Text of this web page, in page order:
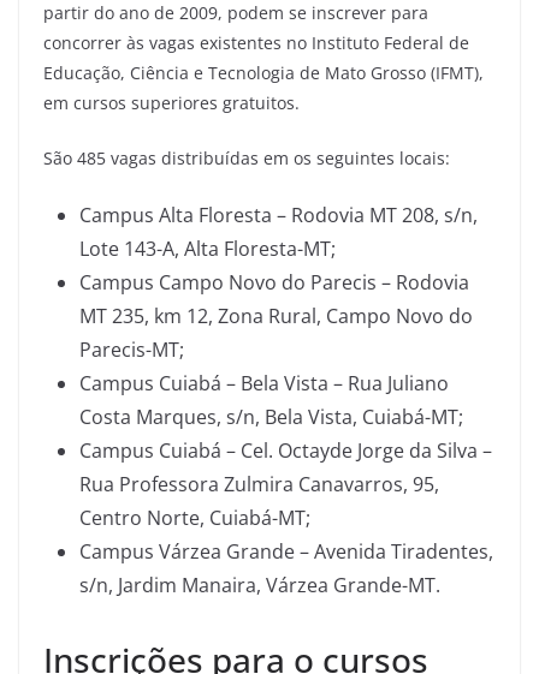
partir do ano de 2009, podem se inscrever para
concorrer às vagas existentes no Instituto Federal de
Educação, Ciência e Tecnologia de Mato Grosso (IFMT),
em cursos superiores gratuitos.
São 485 vagas distribuídas em os seguintes locais:
Campus Alta Floresta – Rodovia MT 208, s/n,
Lote 143-A, Alta Floresta-MT;
Campus Campo Novo do Parecis – Rodovia
MT 235, km 12, Zona Rural, Campo Novo do
Parecis-MT;
Campus Cuiabá – Bela Vista – Rua Juliano
Costa Marques, s/n, Bela Vista, Cuiabá-MT;
Campus Cuiabá – Cel. Octayde Jorge da Silva –
Rua Professora Zulmira Canavarros, 95,
Centro Norte, Cuiabá-MT;
Campus Várzea Grande – Avenida Tiradentes,
s/n, Jardim Manaira, Várzea Grande-MT.
Inscrições para o cursos